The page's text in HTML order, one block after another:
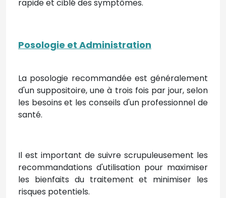
rapide et ciblé des symptômes.
Posologie et Administration
La posologie recommandée est généralement
d'un suppositoire, une à trois fois par jour, selon
les besoins et les conseils d'un professionnel de
santé.
Il est important de suivre scrupuleusement les
recommandations d'utilisation pour maximiser
les bienfaits du traitement et minimiser les
risques potentiels.